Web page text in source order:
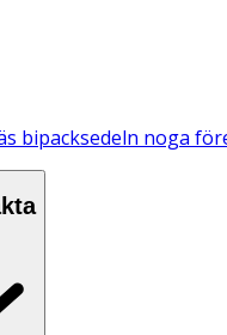
bipacksedeln noga